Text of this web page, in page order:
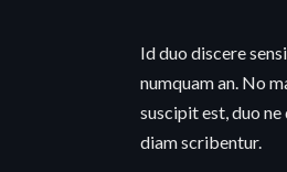
Id duo discere
numquam an. No
suscipit est, duo
diam scribentur.